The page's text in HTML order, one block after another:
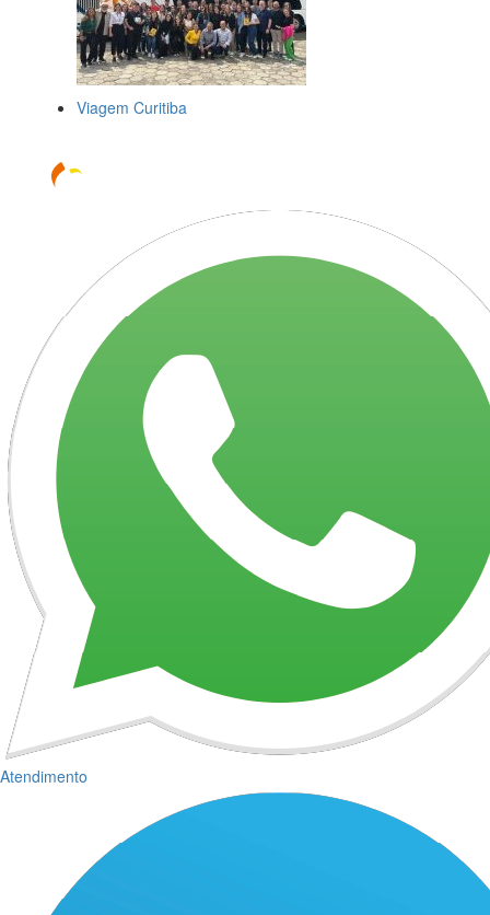
Viagem Curitiba
Atendimento